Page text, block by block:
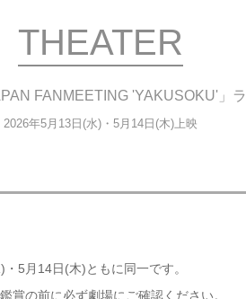
THEATER
FANMEETING 'YAKUSOKU'」
2026年5月13日(水)・5月14日(木)上映
5月14日(木)ともに同一です。
の前に必ず劇場にご確認ください。